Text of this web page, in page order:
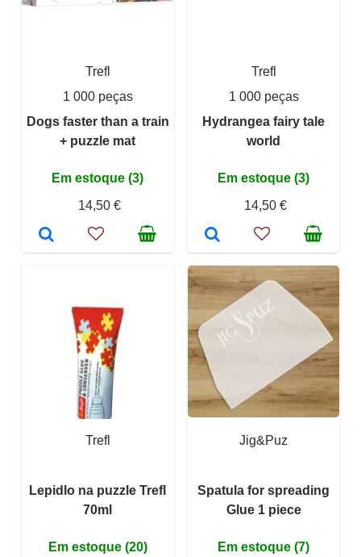
Trefl
1 000 peças
Dogs faster than a train
+ puzzle mat
Em estoque (3)
14,50 €
Trefl
1 000 peças
Hydrangea fairy tale
world
Em estoque (3)
14,50 €
Trefl
Lepidlo na puzzle Trefl
70ml
Em estoque (20)
Jig&Puz
Spatula for spreading
Glue 1 piece
Em estoque (7)